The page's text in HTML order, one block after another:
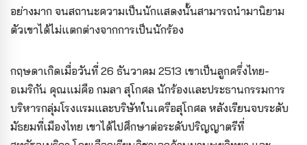
อย่างมาก จนสถานะความเป็นนักแสดงนั้นสามารถนำมานิยาม
ตัวเขาได้ไม่แตกต่างจากการเป็นนักร้อง
กฤษดาเกิดเมื่อวันที่ 26 ธันวาคม 2513 เขาเป็นลูกครึ่งไทย-
อเมริกัน คุณแม่คือ กมลา สุโกศล นักร้องและประธานกรรมการ
บริหารกลุ่มโรงแรมและบริษัทในเครือสุโกศล หลังเรียนจบระดับ
มัธยมที่เมืองไทย เขาได้ไปศึกษาต่อระดับปริญญาตรีที่